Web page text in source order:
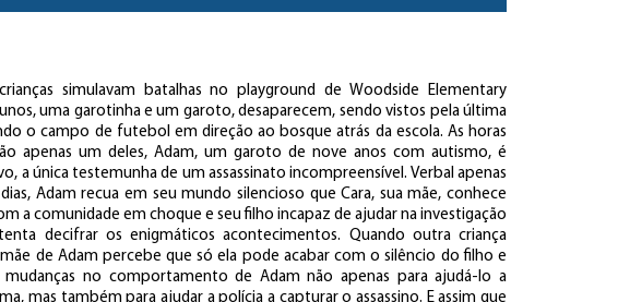
simulavam batalhas no playground de Woodside Elementary
uma garotinha e um garoto, desaparecem, sendo vistos pela última
o campo de futebol em direção ao bosque atrás da escola. As horas
apenas um deles, Adam, um garoto de nove anos com autismo, é
a única testemunha de um assassinato incompreensível. Verbal apenas
Adam recua em seu mundo silencioso que Cara, sua mãe, conhece
a comunidade em choque e seu filho incapaz de ajudar na investigação
decifrar os enigmáticos acontecimentos. Quando outra criança
mãe de Adam percebe que só ela pode acabar com o silêncio do filho e
no comportamento de Adam não apenas para ajudá-lo a
mas também para ajudar a polícia a capturar o assassino. E assim que